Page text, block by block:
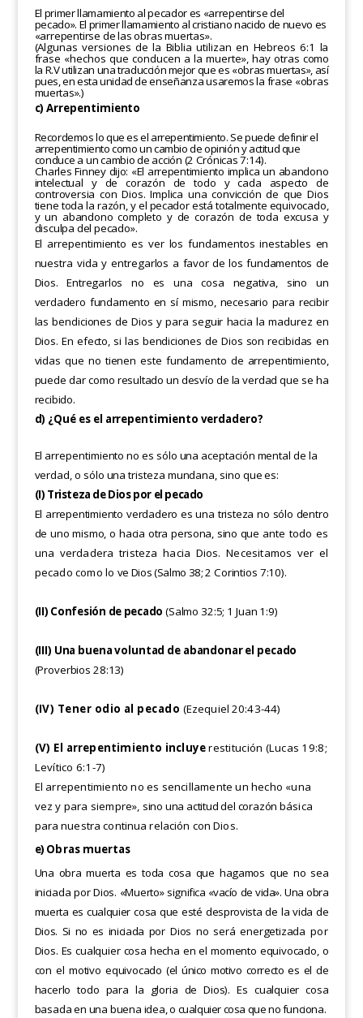
El primer llamamiento al pecador es «arrepentirse del
pecado». El primer llamamiento al cristiano nacido de nuevo es
«arrepentirse de las obras muertas».
(Algunas versiones de la Biblia utilizan en Hebreos 6:1 la
frase «hechos que conducen a la muerte», hay otrascomo
la R.V utilizan una traducción mejor que es «obras muertas», así
pues, en esta unidadde enseñanza usaremosla frase «obras
muertas».)
c) Arrepentimiento
Recordemos lo que es el arrepentimiento. Se puede definir el
arrepentimiento como un cambio de opinión y actitudque
conduce a un cambio de acción (2 Crónicas 7:14).
Charles Finney dijo: «El arrepentimiento implica un abandono
intelectual y de corazón de todo y cada aspecto de
controversia con Dios. Implica una convicción de que Dios
tiene toda larazón, y el pecador está totalmente equivocado,
y un abandono completo y de corazón de toda excusa y
disculpa del pecado».
El arrepentimiento es ver los fundamentos inestables en
nuestra vida y entregarlos a favor de los fundamentos de
Dios. Entregarlos no es una cosa negativa, sino un
verdadero fundamento en sí mismo, necesario para recibir
las bendiciones de Dios y para seguir hacia la madurez en
Dios.En efecto, si las bendiciones de Dios sonrecibidas en
vidas que no tienen este fundamento de arrepentimiento,
puede dar como resultado un desvío de la verdad que se ha
recibido.
d) ¿Qué es el arrepentimiento verdadero?
El arrepentimiento no es sólo una aceptación mental de la
verdad, o sólo una tristeza mundana, sino que es:
(I) Tristeza de Dios por el pecado
El arrepentimiento verdadero es una tristeza no sólo dentro
de uno mismo, o hacia otrapersona, sino que ante todo es
una verdadera tristeza hacia Dios. Necesitamos ver el
pecado como lo ve Dios (Salmo 38;2 Corintios 7:10).
(II) Confesión de pecado (Salmo 32:5; 1 Juan 1:9)
(III) Una buena voluntad de abandonar el pecado
(Proverbios 28:13)
(IV) Tener odio al pecado (Ezequiel 20:43-44)
(V) El arrepentimiento incluyerestitución (Lucas 19:8;
Levítico 6:1-7)
El arrepentimiento no es sencillamente un hecho «una
vez y para siempre», sino una actitud del corazón básica
para nuestra continua relación con Dios.
e) Obras muertas
Una obra muerta es toda cosa que hagamos que no sea
iniciada por Dios. «Muerto» significa «vacío de vida». Una obra
muerta es cualquier cosa que esté desprovista de la vida de
Dios. Si no es iniciada por Dios no será energetizada por
Dios. Es cualquier cosa hecha en el momento equivocado, o
con el motivo equivocado(el único motivo correcto es el de
hacerlo todo para la gloria de Dios). Es cualquier cosa
basada en una buena idea,o cualquier cosa que no funciona.